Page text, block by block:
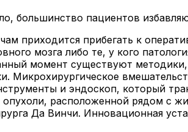
большинство пациентов
приходится прибегать к
мозга либо те, у кого
момент существуют
Микрохирургическое
и эндоскоп, который
расположенной рядом с
Да Винчи. Инновационная